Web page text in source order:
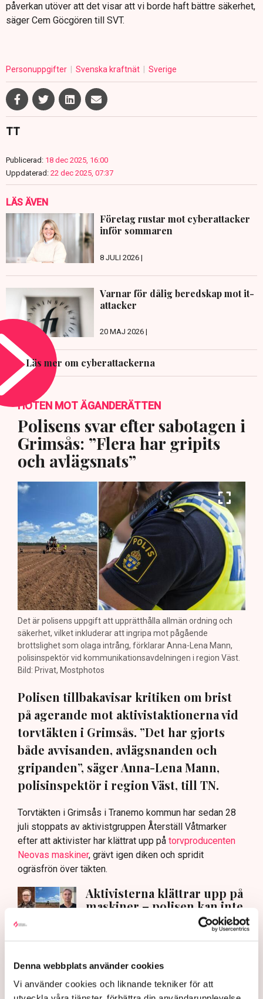
Denna webbplats använder cookies
Vi använder cookies och liknande tekniker för att
påverkan utöver att det visar att vi borde haft bättre säkerhet,
säger Cem Göcgören till SVT.
Personuppgifter Svenska kraftnät Sverige
TT
Publicerad: 18 dec 2025, 16:00
Uppdaterad: 22 dec 2025, 07:37
LÄS ÄVEN
Företag rustar mot cyberattacker
inför sommaren
8 JULI 2026 |
Varnar för dålig beredskap mot it-
attacker
20 MAJ 2026 |
Läs mer om cyberattackerna
HOTEN MOT ÄGANDERÄTTEN
Polisens svar efter sabotagen i
Grimsås: ”Flera har gripits
och avlägsnats”
Det är polisens uppgift att upprätthålla allmän ordning och
säkerhet, vilket inkluderar att ingripa mot pågående
brottslighet som olaga intrång, förklarar Anna-Lena Mann,
polisinspektör vid kommunikationsavdelningen i region Väst.
Bild: Privat, Mostphotos
Polisen tillbakavisar kritiken om brist
på agerande mot aktivistaktionerna vid
torvtäkten i Grimsås. ”Det har gjorts
både avvisanden, avlägsnanden och
gripanden”, säger Anna-Lena Mann,
polisinspektör i region Väst, till TN.
Torvtäkten i Grimsås i Tranemo kommun har sedan 28
juli stoppats av aktivistgruppen Återställ Våtmarker
efter att aktivister har klättrat upp på torvproducenten
Neovas maskiner, grävt igen diken och spridit
ogräsfrön över täkten.
Aktivisterna klättrar upp på
maskiner – polisen kan inte
avvisa dem: ”Upptrappning
Näringsliv